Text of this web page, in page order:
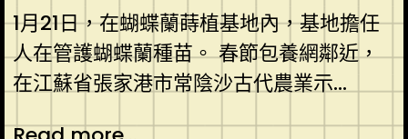
1月21日，在蝴蝶蘭蒔植基地內，基地擔任
人在管護蝴蝶蘭種苗。 春節包養網鄰近，
在江蘇省張家港市常陰沙古代農業示...